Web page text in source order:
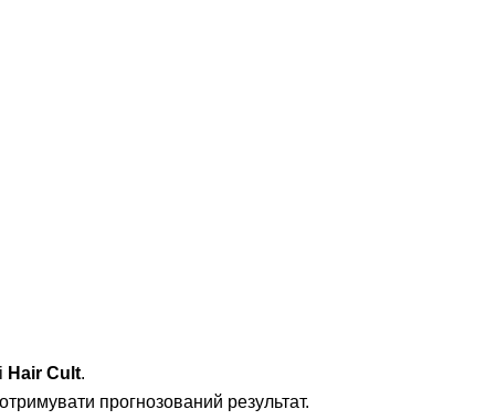
Hair Cult.
прогнозований результат.